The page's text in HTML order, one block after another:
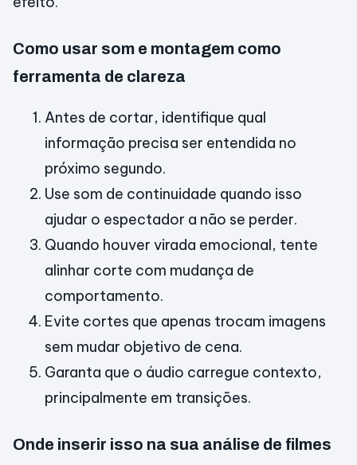
Como usar som e montagem como
ferramenta de clareza
Antes de cortar, identifique qual
informação precisa ser entendida no
próximo segundo.
Use som de continuidade quando isso
ajudar o espectador a não se perder.
Quando houver virada emocional, tente
alinhar corte com mudança de
comportamento.
Evite cortes que apenas trocam imagens
sem mudar objetivo de cena.
Garanta que o áudio carregue contexto,
principalmente em transições.
Onde inserir isso na sua análise de filmes